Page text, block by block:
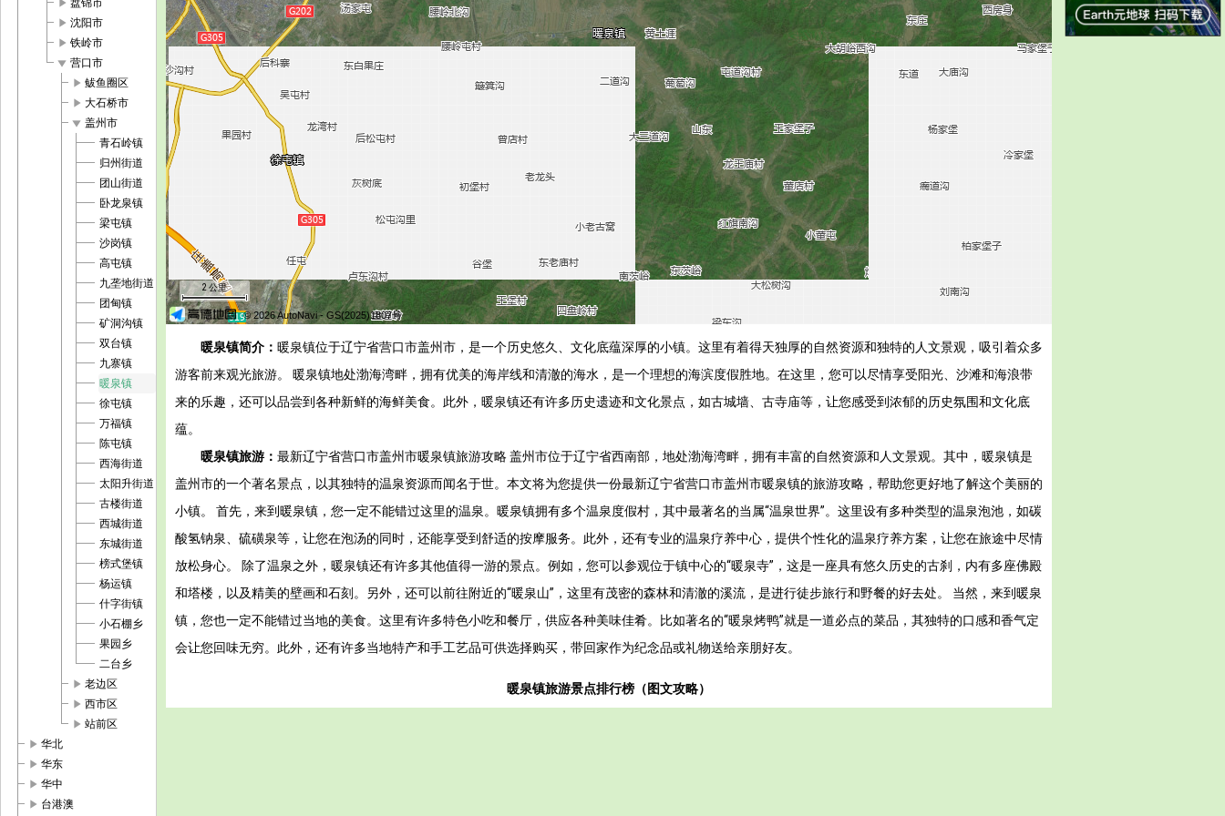
盘锦市
play_arrow 沈阳市
play_arrow 铁岭市
play_arrow 营口市
play_arrow 鲅鱼圈区
play_arrow 大石桥市
play_arrow 盖州市
青石岭镇
归州街道
团山街道
卧龙泉镇
梁屯镇
沙岗镇
高屯镇
九垄地街道
团甸镇
矿洞沟镇
双台镇
九寨镇
暖泉镇
徐屯镇
万福镇
陈屯镇
西海街道
太阳升街道
古楼街道
西城街道
东城街道
榜式堡镇
杨运镇
什字街镇
小石棚乡
果园乡
二台乡
play_arrow 老边区
play_arrow 西市区
play_arrow 站前区
play_arrow 华北
play_arrow 华东
play_arrow 华中
play_arrow 台港澳
2 公里
© 2026 AutoNavi- GS(2025)1807号
暖泉镇简介： 暖泉镇位于辽宁省营口市盖州市，是一个历史悠久、文化底蕴深厚的小镇。这里有着得天独厚的自然资源和独特的人文景观，吸引着众多
游客前来观光旅游。 暖泉镇地处渤海湾畔，拥有优美的海岸线和清澈的海水，是一个理想的海滨度假胜地。在这里，您可以尽情享受阳光、沙滩和海浪带
来的乐趣，还可以品尝到各种新鲜的海鲜美食。此外，暖泉镇还有许多历史遗迹和文化景点，如古城墙、古寺庙等，让您感受到浓郁的历史氛围和文化底
蕴。
暖泉镇旅游： 最新辽宁省营口市盖州市暖泉镇旅游攻略 盖州市位于辽宁省西南部，地处渤海湾畔，拥有丰富的自然资源和人文景观。其中，暖泉镇是
盖州市的一个著名景点，以其独特的温泉资源而闻名于世。本文将为您提供一份最新辽宁省营口市盖州市暖泉镇的旅游攻略，帮助您更好地了解这个美丽的
小镇。 首先，来到暖泉镇，您一定不能错过这里的温泉。暖泉镇拥有多个温泉度假村，其中最著名的当属“温泉世界”。这里设有多种类型的温泉泡池，如碳
酸氢钠泉、硫磺泉等，让您在泡汤的同时，还能享受到舒适的按摩服务。此外，还有专业的温泉疗养中心，提供个性化的温泉疗养方案，让您在旅途中尽情
放松身心。 除了温泉之外，暖泉镇还有许多其他值得一游的景点。例如，您可以参观位于镇中心的“暖泉寺”，这是一座具有悠久历史的古刹，内有多座佛殿
和塔楼，以及精美的壁画和石刻。另外，还可以前往附近的“暖泉山”，这里有茂密的森林和清澈的溪流，是进行徒步旅行和野餐的好去处。 当然，来到暖泉
镇，您也一定不能错过当地的美食。这里有许多特色小吃和餐厅，供应各种美味佳肴。比如著名的“暖泉烤鸭”就是一道必点的菜品，其独特的口感和香气定
会让您回味无穷。此外，还有许多当地特产和手工艺品可供选择购买，带回家作为纪念品或礼物送给亲朋好友。
暖泉镇旅游景点排行榜（图文攻略）